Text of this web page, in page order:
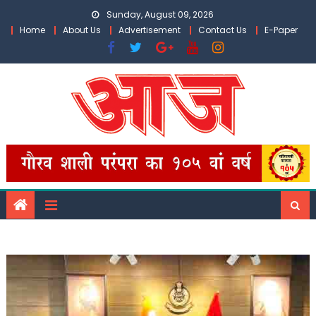
Sunday, August 09, 2026
Home
About Us Advertisement Contact Us E-Paper